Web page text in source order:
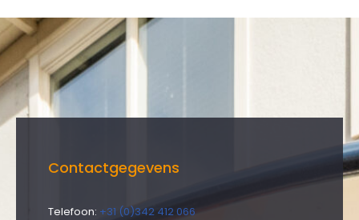
Contactgegevens
Telefoon: +31 (0)342 412 066